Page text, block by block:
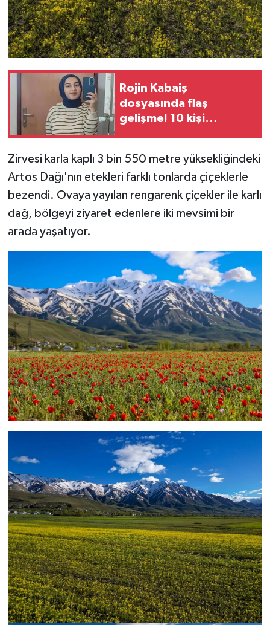
Rojin Kabaiş
dosyasında flaş
gelişme! 10 kişi
Zirvesi karla kaplı 3 bin 550 metre yüksekliğindeki
Artos Dağı'nın etekleri farklı tonlarda çiçeklerle
bezendi. Ovaya yayılan rengarenk çiçekler ile karlı
dağ, bölgeyi ziyaret edenlere iki mevsimi bir
arada yaşatıyor.